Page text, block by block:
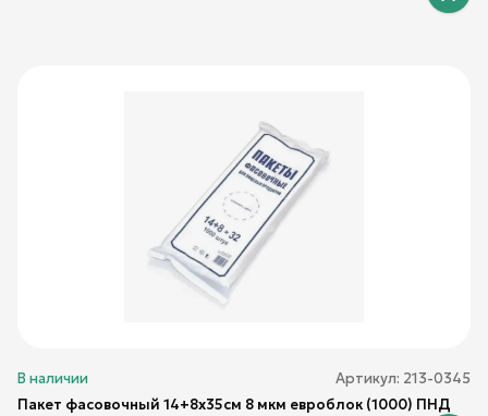
В наличии Артикул: 213-0345
Пакет фасовочный 14+8х35см 8 мкм евроблок (1000) ПНД